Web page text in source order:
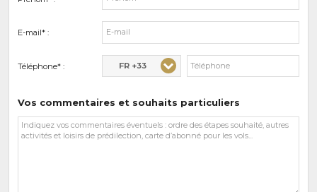
E-mail* :
Téléphone* : FR +33
Vos commentaires et souhaits particuliers
Vos
commentaires